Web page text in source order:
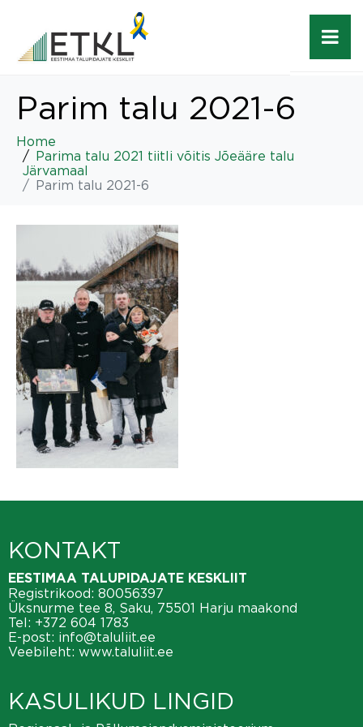
Parim talu 2021-6
Home
Parima talu 2021 tiitli võitis Jõeääre talu
Järvamaal
Parim talu 2021-6
KONTAKT
EESTIMAA TALUPIDAJATE KESKLIIT
Registrikood: 80056397
Üksnurme tee 8, Saku, 75501 Harju maakond
Tel: +372 604 1783
E-post: info@taluliit.ee
Veebileht: www.taluliit.ee
KASULIKUD LINGID